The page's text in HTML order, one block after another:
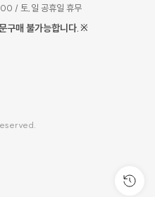
/ 토,일 공휴일 휴무
구매 불가능합니다.※